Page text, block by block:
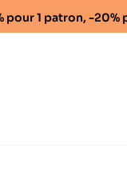
pour 1 patron, -